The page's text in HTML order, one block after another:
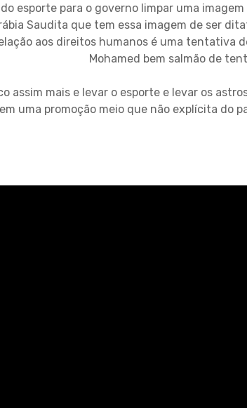
esporte para o governo limpar uma
Saudita que tem essa imagem de ser
aos direitos humanos é uma tentativa
Mohamed bem salmão de
assim mais e levar o esporte e levar os
uma promoção meio que não explícita do